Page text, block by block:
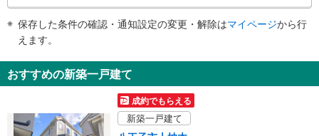
【ＪＲ】
・各ホーム⇔改札
【京王電鉄】
・ホーム⇔改札
【ＪＲ】【京王電鉄】
・改札⇔北口
トイレ
【ＪＲ】
知
を
け
取
保存した条件の確認・通知設定の変更・解除はマイページから行
えます。
おすすめの新築一戸建て
成約でもらえる
新築一戸建て